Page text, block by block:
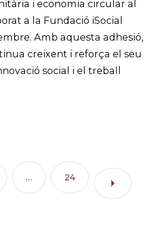
i economia circular al
a la Fundació iSocial
Amb aquesta adhesió,
creixent i reforça el seu
social i el treball
… 24